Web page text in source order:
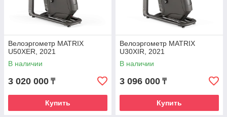
Велоэргометр MATRIX
U50XER, 2021
В наличии
3 020 000 ₸
Купить
Велоэргометр MATRIX
U30XIR, 2021
В наличии
3 096 000 ₸
Купить